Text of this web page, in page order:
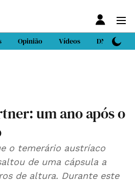
Opinião Vídeos DN Sport
um ano após o
o temerário austríaco
de uma cápsula a
de altura. Durante este